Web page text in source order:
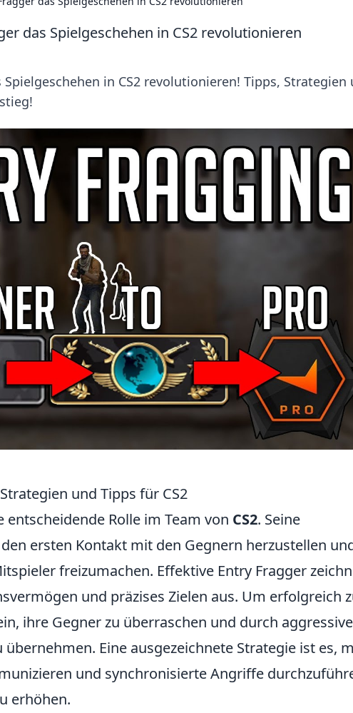
das Spielgeschehen in CS2 revolutionieren
in CS2 revolutionieren! Tipps, Strategien
und Tipps für CS2
entscheidende Rolle im Team von CS2. Seine
ersten Kontakt mit den Gegnern herzustellen
freizumachen. Effektive Entry Fragger
und präzises Zielen aus. Um erfolgreich
ihre Gegner zu überraschen und durch
Eine ausgezeichnete Strategie ist es,
und synchronisierte Angriffe
erhöhen.